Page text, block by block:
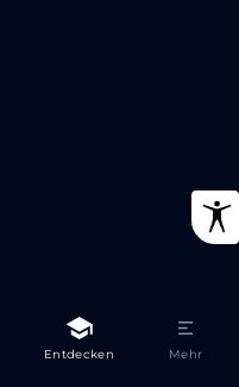
Entdecken Mehr